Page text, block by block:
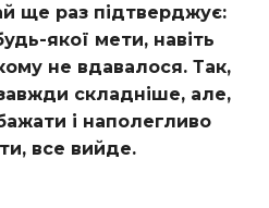
ще раз підтверджує:
якої мети, навіть
не вдавалося. Так,
складніше, але,
і наполегливо
все вийде.